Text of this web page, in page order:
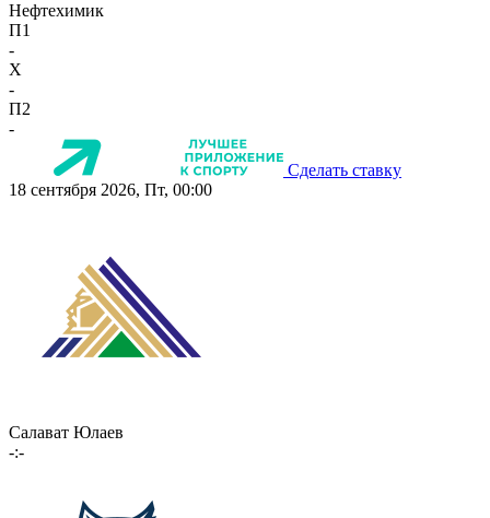
Нефтехимик
П1
-
X
-
П2
-
Сделать ставку
18 сентября 2026, Пт, 00:00
Салават Юлаев
-:-